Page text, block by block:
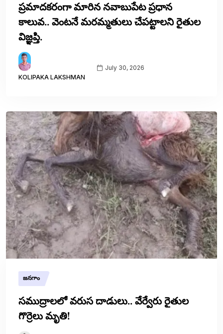
ప్రమాదకరంగా మారిన నవాబుపేట ప్రధాన
కాలువ.. వెంటనే మరమ్మతులు చేపట్టాలని రైతుల
విజ్ఞప్తి.
KOLIPAKA LAKSHMAN
July 30, 2026
జనగాం
సముద్రాలలో వరుస దాడులు.. వేర్వేరు రైతుల
గొర్రెలు మృతి!